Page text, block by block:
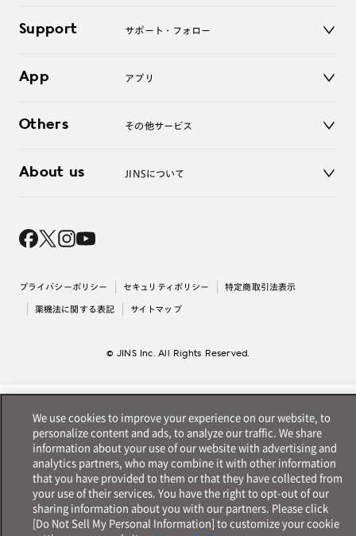
アクセサリー
ログアウト
Support サポート・フォロー
よくあるご質問
お問い合わせ
App アプリ
Others その他サービス
レンズ交換
About us JINSについて
採用情報
出店について
プライバシーポリシー セキュリティポリシー 特定商取引法表示
薬機法に関する表記 サイトマップ
© JINS Inc. All Rights Reserved.
We use cookies to improve your experience on our website, to
personalize content and ads, to analyze our traffic. We share
information about your use of our website with advertising and
analytics partners, who may combine it with other information
that you have provided to them or that they have collected from
your use of their services. You have the right to opt-out of our
sharing information about you with our partners. Please click
[Do Not Sell My Personal Information] to customize your cookie